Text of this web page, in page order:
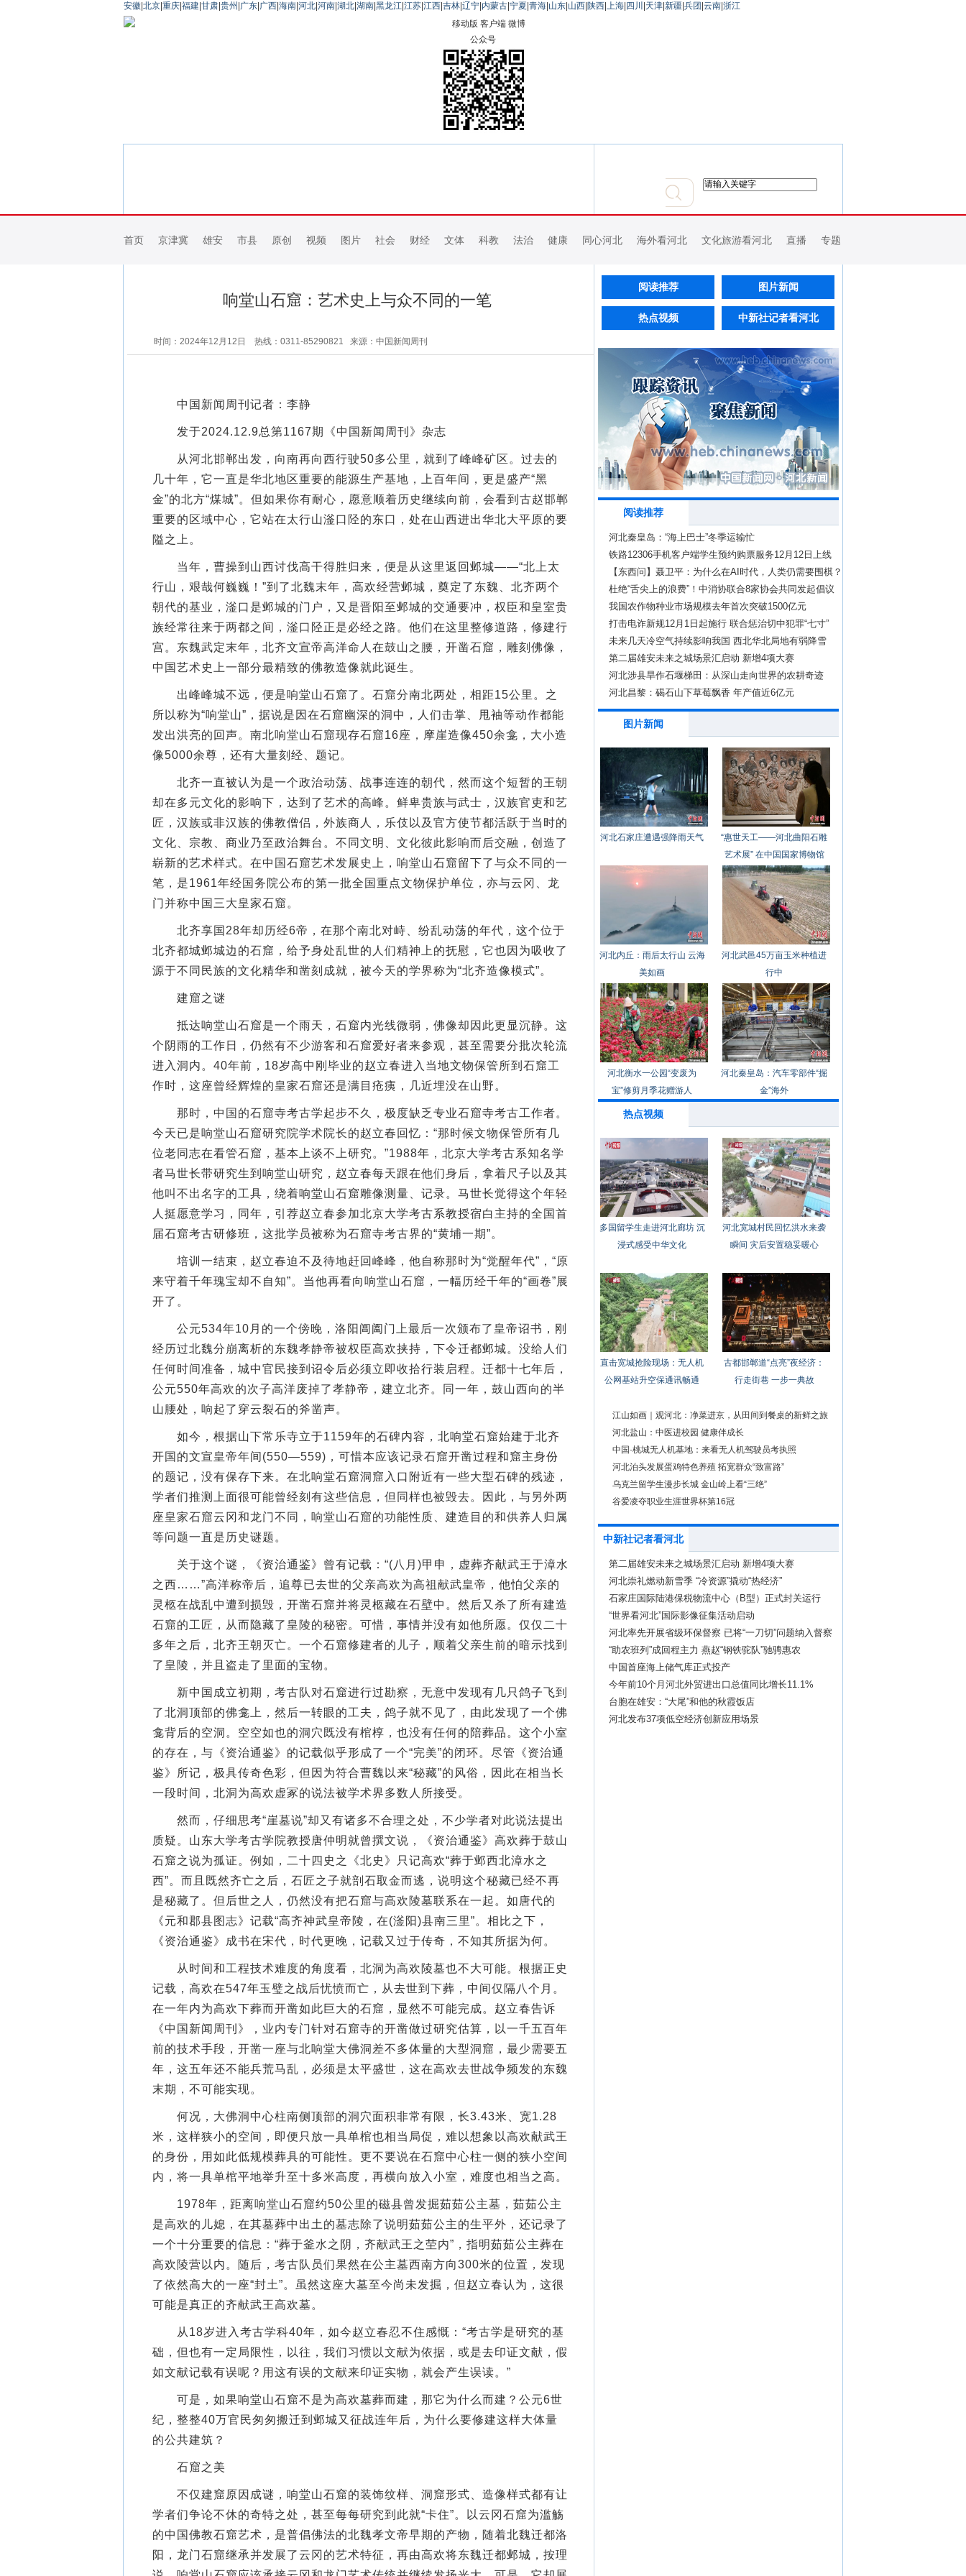
安徽 北京 重庆 福建 甘肃 贵州 广东 广西 海南 河北 河南 湖北 湖南 黑龙江 江苏 江西 吉林 辽宁 内蒙古 宁夏 青海 山东 山西 陕西 上海 四川 天津 新疆 兵团 云南 浙江
移动版 客户端 微博
公众号
首页 京津冀 雄安 市县 原创 视频 图片 社会 财经 文体 科教 法治 健康 同心河北 海外看河北 文化旅游看河北 直播 专题
响堂山石窟：艺术史上与众不同的一笔
时间：2024年12月12日 热线：0311-85290821 来源：中国新闻周刊
中国新闻周刊记者：李静
发于2024.12.9总第1167期《中国新闻周刊》杂志
从河北邯郸出发，向南再向西行驶50多公里，就到了峰峰矿区。过去的
几十年，它一直是华北地区重要的能源生产基地，上百年间，更是盛产“黑
金”的北方“煤城”。但如果你有耐心，愿意顺着历史继续向前，会看到古赵邯郸
重要的区域中心，它站在太行山滏口陉的东口，处在山西进出华北大平原的要
隘之上。
当年，曹操到山西讨伐高干得胜归来，便是从这里返回邺城——“北上太
行山，艰哉何巍巍！”到了北魏末年，高欢经营邺城，奠定了东魏、北齐两个
朝代的基业，滏口是邺城的门户，又是晋阳至邺城的交通要冲，权臣和皇室贵
族经常往来于两都之间，滏口陉正是必经之路。他们在这里整修道路，修建行
宫。东魏武定末年，北齐文宣帝高洋命人在鼓山之腰，开凿石窟，雕刻佛像，
中国艺术史上一部分最精致的佛教造像就此诞生。
出峰峰城不远，便是响堂山石窟了。石窟分南北两处，相距15公里。之
所以称为“响堂山”，据说是因在石窟幽深的洞中，人们击掌、甩袖等动作都能
发出洪亮的回声。南北响堂山石窟现存石窟16座，摩崖造像450余龛，大小造
像5000余尊，还有大量刻经、题记。
北齐一直被认为是一个政治动荡、战事连连的朝代，然而这个短暂的王朝
却在多元文化的影响下，达到了艺术的高峰。鲜卑贵族与武士，汉族官吏和艺
匠，汉族或非汉族的佛教僧侣，外族商人，乐伎以及官方使节都活跃于当时的
文化、宗教、商业乃至政治舞台。不同文明、文化彼此影响而后交融，创造了
崭新的艺术样式。在中国石窟艺术发展史上，响堂山石窟留下了与众不同的一
笔，是1961年经国务院公布的第一批全国重点文物保护单位，亦与云冈、龙
门并称中国三大皇家石窟。
北齐享国28年却历经6帝，在那个南北对峙、纷乱动荡的年代，这个位于
北齐都城邺城边的石窟，给予身处乱世的人们精神上的抚慰，它也因为吸收了
源于不同民族的文化精华和凿刻成就，被今天的学界称为“北齐造像模式”。
建窟之谜
抵达响堂山石窟是一个雨天，石窟内光线微弱，佛像却因此更显沉静。这
个阴雨的工作日，仍然有不少游客和石窟爱好者来参观，甚至需要分批次轮流
进入洞内。40年前，18岁高中刚毕业的赵立春进入当地文物保管所到石窟工
作时，这座曾经辉煌的皇家石窟还是满目疮痍，几近埋没在山野。
那时，中国的石窟寺考古学起步不久，极度缺乏专业石窟寺考古工作者。
今天已是响堂山石窟研究院学术院长的赵立春回忆：“那时候文物保管所有几
位老同志在看管石窟，基本上谈不上研究。”1988年，北京大学考古系知名学
者马世长带研究生到响堂山研究，赵立春每天跟在他们身后，拿着尺子以及其
他叫不出名字的工具，绕着响堂山石窟雕像测量、记录。马世长觉得这个年轻
人挺愿意学习，同年，引荐赵立春参加北京大学考古系教授宿白主持的全国首
届石窟考古研修班，这批学员被称为石窟寺考古界的“黄埔一期”。
培训一结束，赵立春迫不及待地赶回峰峰，他自称那时为“觉醒年代”，“原
来守着千年瑰宝却不自知”。当他再看向响堂山石窟，一幅历经千年的“画卷”展
开了。
公元534年10月的一个傍晚，洛阳阊阖门上最后一次颁布了皇帝诏书，刚
经历过北魏分崩离析的东魏孝静帝被权臣高欢挟持，下令迁都邺城。没给人们
任何时间准备，城中官民接到诏令后必须立即收拾行装启程。迁都十七年后，
公元550年高欢的次子高洋废掉了孝静帝，建立北齐。同一年，鼓山西向的半
山腰处，响起了穿云裂石的斧凿声。
如今，根据山下常乐寺立于1159年的石碑内容，北响堂石窟始建于北齐
开国的文宣皇帝年间(550—559)，可惜本应该记录石窟开凿过程和窟主身份
的题记，没有保存下来。在北响堂石窟洞窟入口附近有一些大型石碑的残迹，
学者们推测上面很可能曾经刻有这些信息，但同样也被毁去。因此，与另外两
座皇家石窟云冈和龙门不同，响堂山石窟的功能性质、建造目的和供养人归属
等问题一直是历史谜题。
关于这个谜，《资治通鉴》曾有记载：“(八月)甲申，虚葬齐献武王于漳水
之西……”高洋称帝后，追尊已去世的父亲高欢为高祖献武皇帝，他怕父亲的
灵柩在战乱中遭到损毁，开凿石窟并将灵柩藏在石壁中。然后又杀了所有建造
石窟的工匠，从而隐藏了皇陵的秘密。可惜，事情并没有如他所愿。仅仅二十
多年之后，北齐王朝灭亡。一个石窟修建者的儿子，顺着父亲生前的暗示找到
了皇陵，并且盗走了里面的宝物。
新中国成立初期，考古队对石窟进行过勘察，无意中发现有几只鸽子飞到
了北洞顶部的佛龛上，然后一转眼的工夫，鸽子就不见了，由此发现了一个佛
龛背后的空洞。空空如也的洞穴既没有棺椁，也没有任何的陪葬品。这个小室
的存在，与《资治通鉴》的记载似乎形成了一个“完美”的闭环。尽管《资治通
鉴》所记，极具传奇色彩，但因为符合曹魏以来“秘藏”的风俗，因此在相当长
一段时间，北洞为高欢虚冢的说法被学术界多数人所接受。
然而，仔细思考“崖墓说”却又有诸多不合理之处，不少学者对此说法提出
质疑。山东大学考古学院教授唐仲明就曾撰文说，《资治通鉴》高欢葬于鼓山
石窟之说为孤证。例如，二十四史之《北史》只记高欢“葬于邺西北漳水之
西”。而且既然齐亡之后，石匠之子就剖石取金而逃，说明这个秘藏已经不再
是秘藏了。但后世之人，仍然没有把石窟与高欢陵墓联系在一起。如唐代的
《元和郡县图志》记载“高齐神武皇帝陵，在(滏阳)县南三里”。相比之下，
《资治通鉴》成书在宋代，时代更晚，记载又过于传奇，不知其所据为何。
从时间和工程技术难度的角度看，北洞为高欢陵墓也不大可能。根据正史
记载，高欢在547年玉璧之战后忧愤而亡，从去世到下葬，中间仅隔八个月。
在一年内为高欢下葬而开凿如此巨大的石窟，显然不可能完成。赵立春告诉
《中国新闻周刊》，业内专门针对石窟寺的开凿做过研究估算，以一千五百年
前的技术手段，开凿一座与北响堂大佛洞差不多体量的大型洞窟，最少需要五
年，这五年还不能兵荒马乱，必须是太平盛世，这在高欢去世战争频发的东魏
末期，不可能实现。
何况，大佛洞中心柱南侧顶部的洞穴面积非常有限，长3.43米、宽1.28
米，这样狭小的空间，即便只放一具单棺也相当局促，难以想象以高欢献武王
的身份，用如此低规模葬具的可能性。更不要说在石窟中心柱一侧的狭小空间
内，将一具单棺平地举升至十多米高度，再横向放入小室，难度也相当之高。
1978年，距离响堂山石窟约50公里的磁县曾发掘茹茹公主墓，茹茹公主
是高欢的儿媳，在其墓葬中出土的墓志除了说明茹茹公主的生平外，还记录了
一个十分重要的信息：“葬于釜水之阴，齐献武王之茔内”，指明茹茹公主葬在
高欢陵营以内。随后，考古队员们果然在公主墓西南方向300米的位置，发现
了依然高大的一座“封土”。虽然这座大墓至今尚未发掘，但赵立春认为，这很
可能是真正的齐献武王高欢墓。
从18岁进入考古学科40年，如今赵立春忍不住感慨：“考古学是研究的基
础，但也有一定局限性，以往，我们习惯以文献为依据，或是去印证文献，假
如文献记载有误呢？用这有误的文献来印证实物，就会产生误读。”
可是，如果响堂山石窟不是为高欢墓葬而建，那它为什么而建？公元6世
纪，整整40万官民匆匆搬迁到邺城又征战连年后，为什么要修建这样大体量
的公共建筑？
石窟之美
不仅建窟原因成谜，响堂山石窟的装饰纹样、洞窟形式、造像样式都有让
学者们争论不休的奇特之处，甚至每每研究到此就“卡住”。以云冈石窟为滥觞
的中国佛教石窟艺术，是普倡佛法的北魏孝文帝早期的产物，随着北魏迁都洛
阳，龙门石窟继承并发展了云冈的艺术特征，再由高欢将东魏迁都邺城，按理
阅读推荐 图片新闻
热点视频 中新社记者看河北
阅读推荐
河北秦皇岛：“海上巴士”冬季运输忙
铁路12306手机客户端学生预约购票服务12月12日上线
【东西问】聂卫平：为什么在AI时代，人类仍需要围棋？
杜绝“舌尖上的浪费”！中消协联合8家协会共同发起倡议
我国农作物种业市场规模去年首次突破1500亿元
打击电诈新规12月1日起施行 联合惩治切中犯罪“七寸”
未来几天冷空气持续影响我国 西北华北局地有弱降雪
第二届雄安未来之城场景汇启动 新增4项大赛
河北涉县旱作石堰梯田：从深山走向世界的农耕奇迹
河北昌黎：碣石山下草莓飘香 年产值近6亿元
图片新闻
河北石家庄遭遇强降雨天气
“惠世天工——河北曲阳石雕
艺术展” 在中国国家博物馆
开幕
河北内丘：雨后太行山 云海
美如画
河北武邑45万亩玉米种植进
行中
河北衡水一公园“变废为
宝”修剪月季花赠游人
河北秦皇岛：汽车零部件“掘
金”海外
热点视频
多国留学生走进河北廊坊 沉
浸式感受中华文化
河北宽城村民回忆洪水来袭
瞬间 灾后安置稳妥暖心
直击宽城抢险现场：无人机
公网基站升空保通讯畅通
古都邯郸道“点亮”夜经济：
行走街巷 一步一典故
江山如画｜观河北：净菜进京，从田间到餐桌的新鲜之旅
河北盐山：中医进校园 健康伴成长
中国·桃城无人机基地：来看无人机驾驶员考执照
河北泊头发展蛋鸡特色养殖 拓宽群众“致富路”
乌克兰留学生漫步长城 金山岭上看“三绝”
谷爱凌夺职业生涯世界杯第16冠
中新社记者看河北
第二届雄安未来之城场景汇启动 新增4项大赛
河北崇礼燃动新雪季 “冷资源”撬动“热经济”
石家庄国际陆港保税物流中心（B型）正式封关运行
“世界看河北”国际影像征集活动启动
河北率先开展省级环保督察 已将“一刀切”问题纳入督察
“助农班列”成回程主力 燕赵“钢铁驼队”驰骋惠农
中国首座海上储气库正式投产
今年前10个月河北外贸进出口总值同比增长11.1%
台胞在雄安：“大尾”和他的秋霞饭店
河北发布37项低空经济创新应用场景